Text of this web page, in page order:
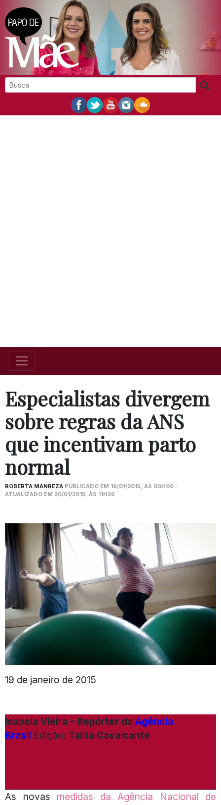
Especialistas divergem
sobre regras da ANS
que incentivam parto
normal
ROBERTA MANREZA PUBLICADO EM 19/01/2015, ÀS 00H00 -
ATUALIZADO EM 20/01/2015, ÀS 11H36
19 de janeiro de 2015
Isabela Vieira – Repórter da Agência
Brasil Edição: Talita Cavalcante
As novas medidas da Agência Nacional de